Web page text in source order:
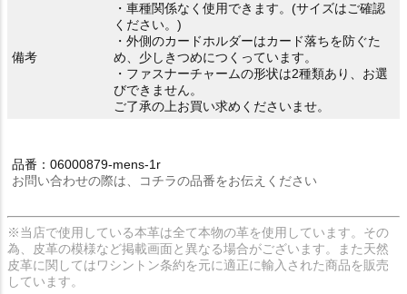
備考
・車種関係なく使用できます。(サイズはご確認
ください。)
・外側のカードホルダーはカード落ちを防ぐた
め、少しきつめにつくっています。
・ファスナーチャームの形状は2種類あり、お選
びできません。
ご了承の上お買い求めくださいませ。
品番：06000879-mens-1r
お問い合わせの際は、コチラの品番をお伝えください
※当店で使用している本革は全て本物の革を使用しています。その
為、皮革の模様など掲載画面と異なる場合がございます。また天然
皮革に関してはワシントン条約を元に適正に輸入された商品を販売
しています。